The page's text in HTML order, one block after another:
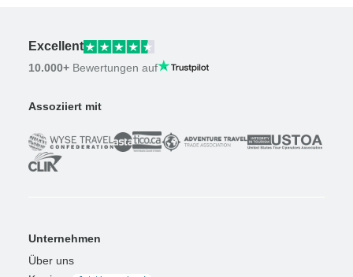
Excellent
10.000+ Bewertungen auf
Assoziiert mit
Unternehmen
Über uns